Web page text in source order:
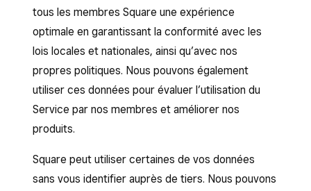
tous les membres Square une expérience
optimale en garantissant la conformité avec les
lois locales et nationales, ainsi qu’avec nos
propres politiques. Nous pouvons également
utiliser ces données pour évaluer l’utilisation du
Service par nos membres et améliorer nos
produits.
Square peut utiliser certaines de vos données
sans vous identifier auprès de tiers. Nous pouvons